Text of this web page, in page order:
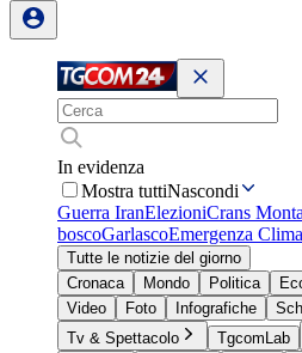
In evidenza
Mostra tuttiNascondi
Guerra IranElezioniCrans
boscoGarlascoEmergenza Clima
Tutte le notizie del giorno
Cronaca
Mondo Politica
Video
Foto Infografiche
Tv & Spettacolo
TgcomLab